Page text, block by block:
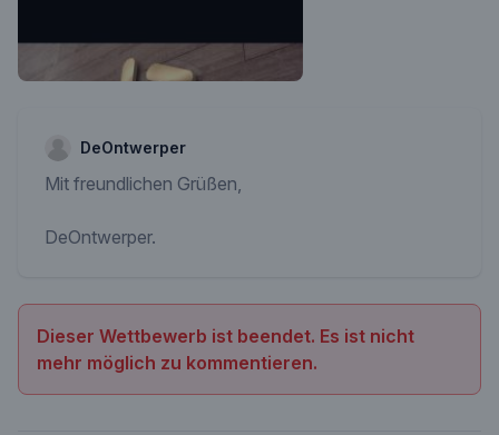
DeOntwerper
Mit freundlichen Grüßen,
DeOntwerper.
Dieser Wettbewerb ist beendet. Es ist nicht
mehr möglich zu kommentieren.